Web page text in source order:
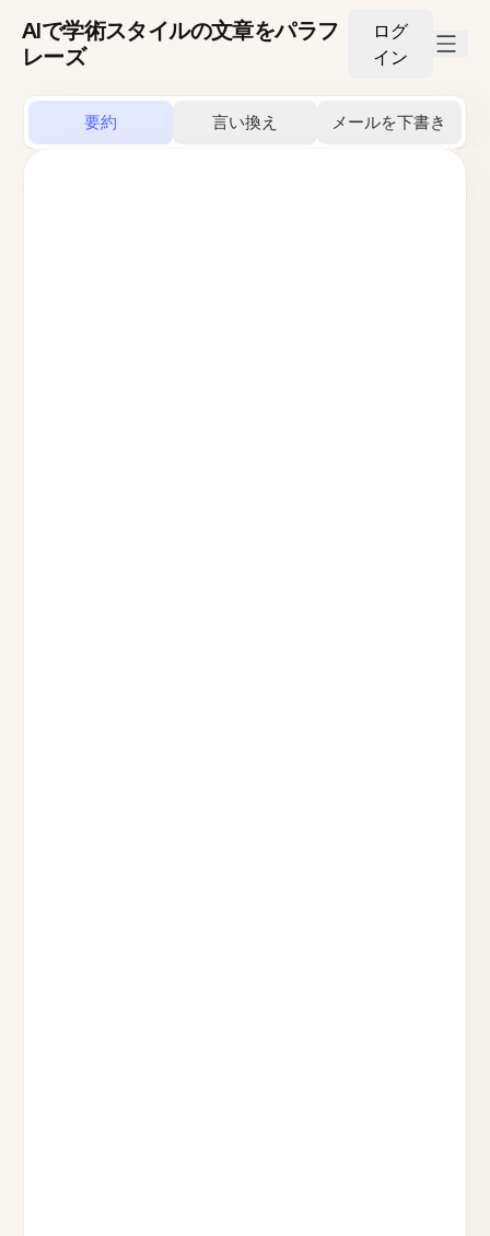
AIで学術スタイルの文章をパラフ
レーズ
ログ
イン
要約 言い換え メールを下書き